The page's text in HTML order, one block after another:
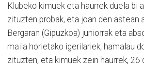
Klubeko kimuek eta haurrek duela bi
zituzten probak, eta joan den astean
Bergaran (Gipuzkoa) juniorrak eta
maila horietako igerilariek, hamalau
zituzten, eta kimuek zein haurrek, 26